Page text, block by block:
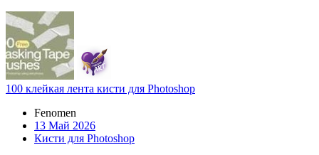
100 клейкая лента кисти для Photoshop
Fenomen
13 Май 2026
Кисти для Photoshop